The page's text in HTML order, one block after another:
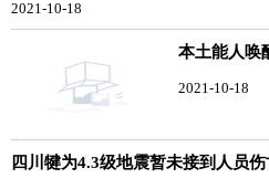
2021-10-18
本土能人唤
2021-10-18
四川犍为4.3级地震暂未接到人员